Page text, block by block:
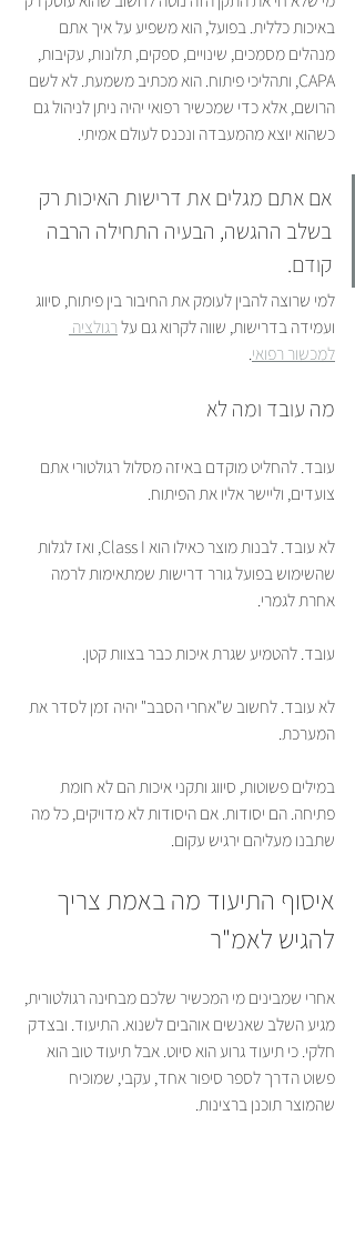
באיכות כללית. בפועל, הוא משפיע על איך אתם
מנהלים מסמכים, שינויים, ספקים, תלונות, עקיבות,
CAPA, ותהליכי פיתוח. הוא מכתיב משמעת. לא לשם
הרושם, אלא כדי שמכשיר רפואי יהיה ניתן לניהול גם
כשהוא יוצא מהמעבדה ונכנס לעולם אמיתי.
אם אתם מגלים את דרישות האיכות רק
בשלב ההגשה, הבעיה התחילה הרבה
קודם.
למי שרוצה להבין לעומק את החיבור בין פיתוח, סיווג
ועמידה בדרישות, שווה לקרוא גם על רגולציה
למכשור רפואי.
מה עובד ומה לא
עובד. להחליט מוקדם באיזה מסלול רגולטורי אתם
צועדים, וליישר אליו את הפיתוח.
לא עובד. לבנות מוצר כאילו הוא Class I, ואז לגלות
שהשימוש בפועל גורר דרישות שמתאימות לרמה
אחרת לגמרי.
עובד. להטמיע שגרת איכות כבר בצוות קטן.
לא עובד. לחשוב ש"אחרי הסבב" יהיה זמן לסדר את
המערכת.
במילים פשוטות, סיווג ותקני איכות הם לא חומת
פתיחה. הם יסודות. אם היסודות לא מדויקים, כל מה
שתבנו מעליהם ירגיש עקום.
איסוף התיעוד מה באמת צריך
להגיש לאמ"ר
אחרי שמבינים מי המכשיר שלכם מבחינה רגולטורית,
מגיע השלב שאנשים אוהבים לשנוא. התיעוד. ובצדק
חלקי. כי תיעוד גרוע הוא סיוט. אבל תיעוד טוב הוא
פשוט הדרך לספר סיפור אחד, עקבי, שמוכיח
שהמוצר תוכנן ברצינות.